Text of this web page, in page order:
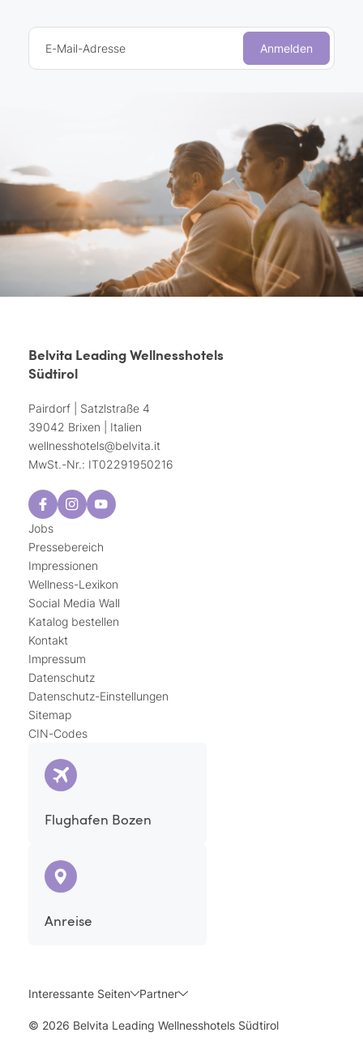
E-Mail-Adresse Anmelden
Belvita Leading Wellnesshotels
Südtirol
Pairdorf | Satzlstraße 4
39042 Brixen | Italien
wellnesshotels@belvita.it
MwSt.-Nr.: IT02291950216
Jobs
Pressebereich
Impressionen
Wellness-Lexikon
Social Media Wall
Katalog bestellen
Kontakt
Impressum
Datenschutz
Datenschutz-Einstellungen
Sitemap
CIN-Codes
Flughafen Bozen
Anreise
Interessante Seiten Partner
© 2026 Belvita Leading Wellnesshotels Südtirol